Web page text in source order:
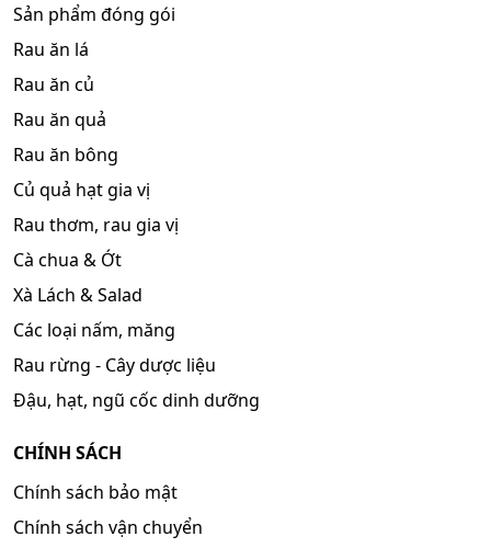
Sản phẩm đóng gói
Rau ăn lá
Rau ăn củ
Rau ăn quả
Rau ăn bông
Củ quả hạt gia vị
Rau thơm, rau gia vị
Cà chua & Ớt
Xà Lách & Salad
Các loại nấm, măng
Rau rừng - Cây dược liệu
Đậu, hạt, ngũ cốc dinh dưỡng
CHÍNH SÁCH
Chính sách bảo mật
Chính sách vận chuyển